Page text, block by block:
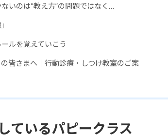
いのは“教え方”の問題ではなく…
ルを覚えていこう
皆さまへ｜行動診療・しつけ教室のご案
ているパピークラス